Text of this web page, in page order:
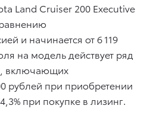
Land Cruiser 200 Executive
и начинается от 6 119
на модель действует ряд
включающих
рублей при приобретении
при покупке в лизинг.